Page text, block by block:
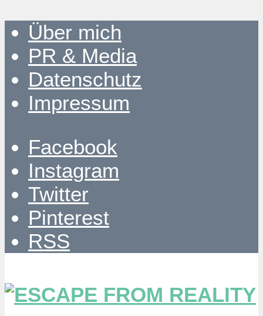
Über mich
PR & Media
Datenschutz
Impressum
Facebook
Instagram
Twitter
Pinterest
RSS